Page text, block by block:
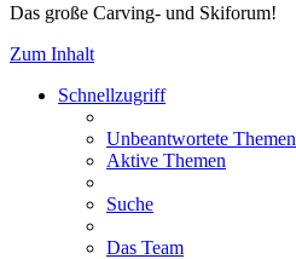
Das große Carving- und Skiforum!
Zum Inhalt
Schnellzugriff
Unbeantwortete Themen
Aktive Themen
Suche
Das Team